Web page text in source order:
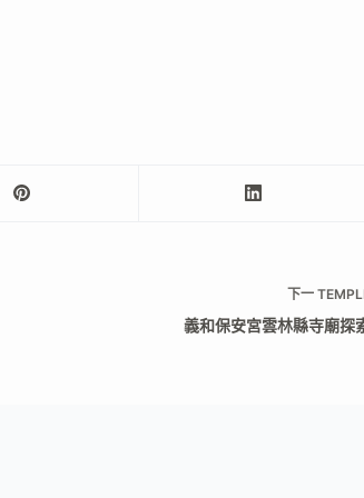
下一
義和保安宮雲林縣寺廟探